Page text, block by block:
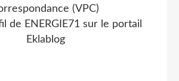
(VPC)
de ENERGIE71 sur le portail
Eklablog